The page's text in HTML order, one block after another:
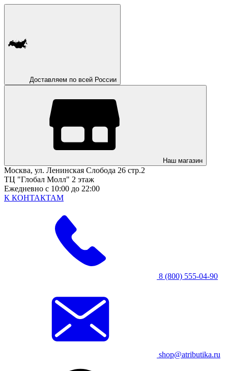
Доставляем по всей России
Наш магазин
Москва, ул. Ленинская Слобода 26 стр.2
ТЦ "Глобал Молл" 2 этаж
Ежедневно с 10:00 до 22:00
К КОНТАКТАМ
8 (800) 555-04-90
shop@atributika.ru